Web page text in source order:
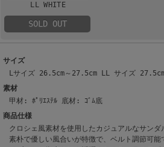
LL WHITE
SOLD OUT
サイズ
Lサイズ 26.5cm～27.5cm LL サイズ
素材
甲材: ﾎﾟﾘｴｽﾃﾙ 底材: ｺﾞﾑ底
商品仕様
クロシェ風素材を使用したカジュアルなサンダ
素朴で優しい風合いが特徴で、ベルト調節可能